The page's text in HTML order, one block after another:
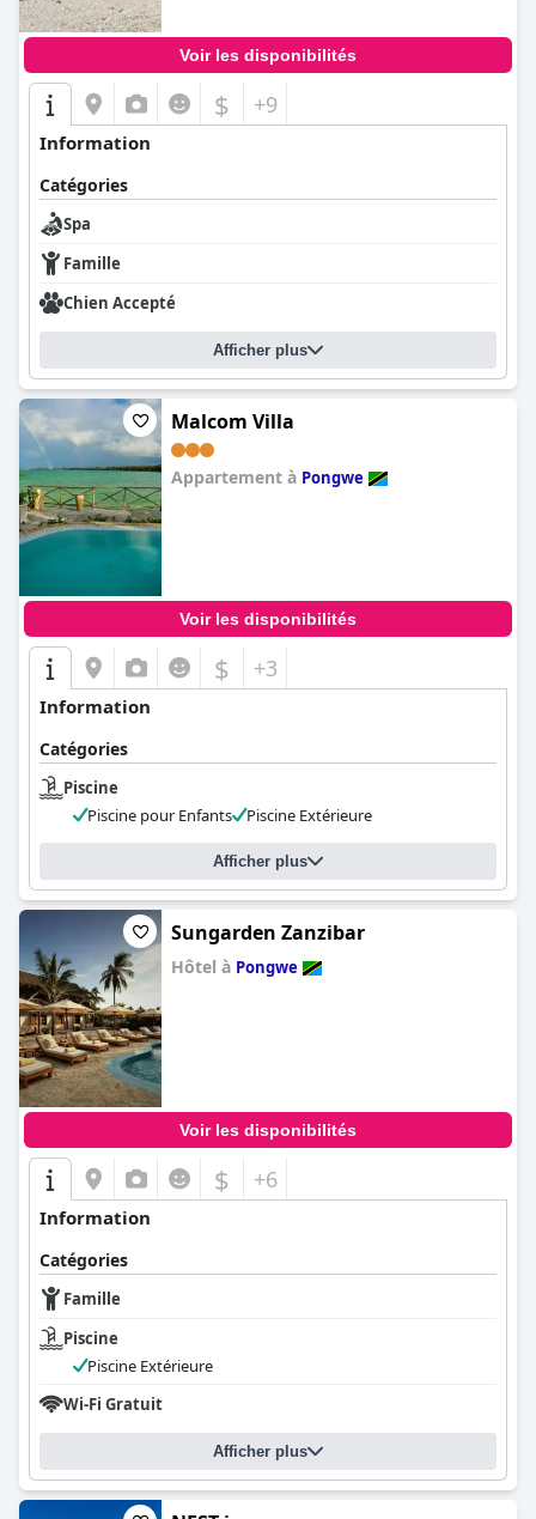
Voir les disponibilités
$ +9
Information
Catégories
Spa
Famille
Chien Accepté
Afficher plus
Malcom Villa
Appartement à Pongwe
Voir les disponibilités
$ +3
Information
Catégories
Piscine
Piscine pour Enfants
Piscine Extérieure
Afficher plus
Sungarden Zanzibar
Hôtel à Pongwe
Voir les disponibilités
$ +6
Information
Catégories
Famille
Piscine
Piscine Extérieure
Wi-Fi Gratuit
Afficher plus